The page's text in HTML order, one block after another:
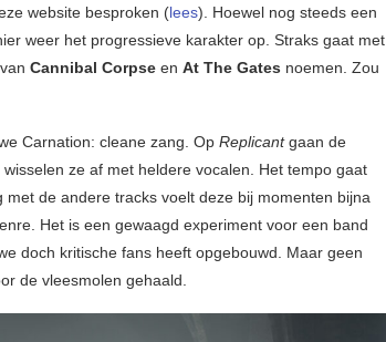
website besproken (lees). Hoewel nog steeds een
weer het progressieve karakter op. Straks gaat met
Cannibal Corpse en At The Gates noemen. Zou
Carnation: cleane zang. Op Replicantgaan de
ze af met heldere vocalen. Het tempo gaat
de andere tracks voelt deze bij momenten bijna
Het is een gewaagd experiment voor een band
doch kritische fans heeft opgebouwd. Maar geen
de vleesmolen gehaald.